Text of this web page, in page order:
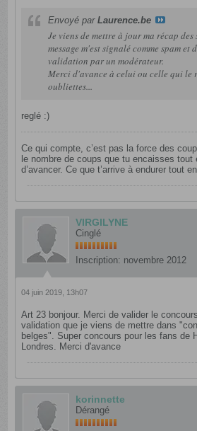
Envoyé parLaurence.be
Je viens de mettre à jour ma récap
message m'est signalé comme spam et
validation par un modérateur.
Merci d'avance à celui ou celle qui le
oubliettes...
reglé :)
Ce qui compte, c’est pas la force des
le nombre de coups que tu encaisses tout
d’avancer. Ce que t’arrive à endurer tout
VIRGILYNE
Cinglé
Inscription: novembre 2012
04 juin 2019, 13h07
Art 23 bonjour. Merci de valider le
validation que je viens de mettre dans
belges". Super concours pour les fans de
Londres. Merci d'avance
korinnette
Dérangé